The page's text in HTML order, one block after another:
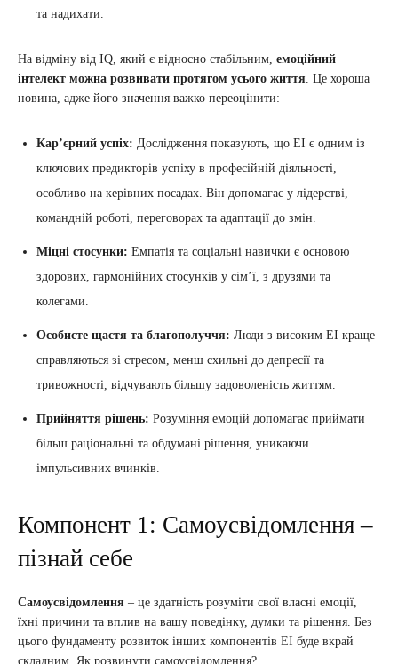
та надихати.
На відміну від IQ, який є відносно стабільним, емоційний
інтелект можна розвивати протягом усього життя. Це хороша
новина, адже його значення важко переоцінити:
Кар’єрний успіх: Дослідження показують, що ЕІ є одним із
ключових предикторів успіху в професійній діяльності,
особливо на керівних посадах. Він допомагає у лідерстві,
командній роботі, переговорах та адаптації до змін.
Міцні стосунки: Емпатія та соціальні навички є основою
здорових, гармонійних стосунків у сім’ї, з друзями та
колегами.
Особисте щастя та благополуччя: Люди з високим ЕІ краще
справляються зі стресом, менш схильні до депресії та
тривожності, відчувають більшу задоволеність життям.
Прийняття рішень: Розуміння емоцій допомагає приймати
більш раціональні та обдумані рішення, уникаючи
імпульсивних вчинків.
Компонент 1: Самоусвідомлення –
пізнай себе
Самоусвідомлення – це здатність розуміти свої власні емоції,
їхні причини та вплив на вашу поведінку, думки та рішення. Без
цього фундаменту розвиток інших компонентів ЕІ буде вкрай
складним. Як розвинути самоусвідомлення?